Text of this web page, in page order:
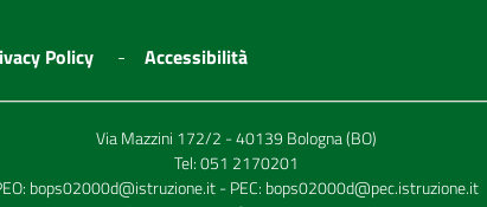
Policy Accessibilità
Via Mazzini 172/2 - 40139 Bologna (BO)
Tel:051 2170201
bops02000d@istruzione.it- PEC: bops02000d@pec.istruzione.it